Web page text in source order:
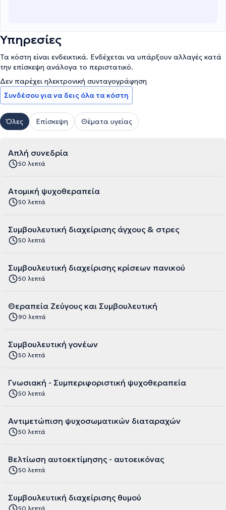
Υπηρεσίες
Τα κόστη είναι ενδεικτικά. Ενδέχεται να υπάρξουν αλλαγές κατά
την επίσκεψη ανάλογα το περιστατικό.
Δεν παρέχει ηλεκτρονική συνταγογράφηση
Συνδέσου για να δεις όλα τα κόστη
Όλες Επίσκεψη Θέματα υγείας
Απλή συνεδρία
50 λεπτά
Ατομική ψυχοθεραπεία
50 λεπτά
Συμβουλευτική διαχείρισης άγχους & στρες
50 λεπτά
Συμβουλευτική διαχείρισης κρίσεων πανικού
50 λεπτά
Θεραπεία Ζεύγους και Συμβουλευτική
90 λεπτά
Συμβουλευτική γονέων
50 λεπτά
Γνωσιακή - Συμπεριφοριστική ψυχοθεραπεία
50 λεπτά
Αντιμετώπιση ψυχοσωματικών διαταραχών
50 λεπτά
Βελτίωση αυτοεκτίμησης - αυτοεικόνας
50 λεπτά
Συμβουλευτική διαχείρισης θυμού
50 λεπτά